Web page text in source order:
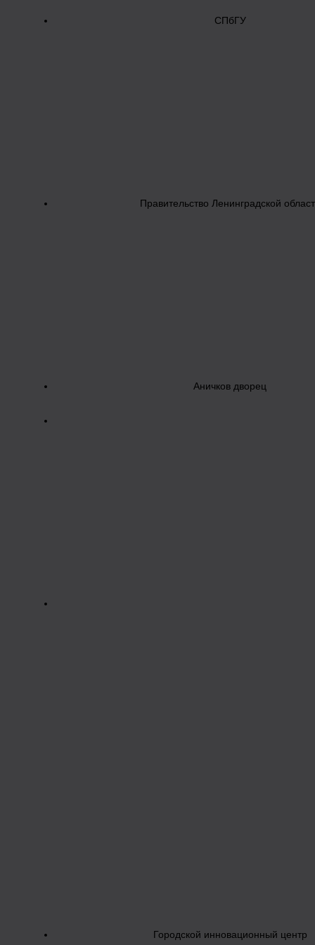
СПбГУ
Правительство Ленинградской
Аничков дворец
Городской инновационный центр